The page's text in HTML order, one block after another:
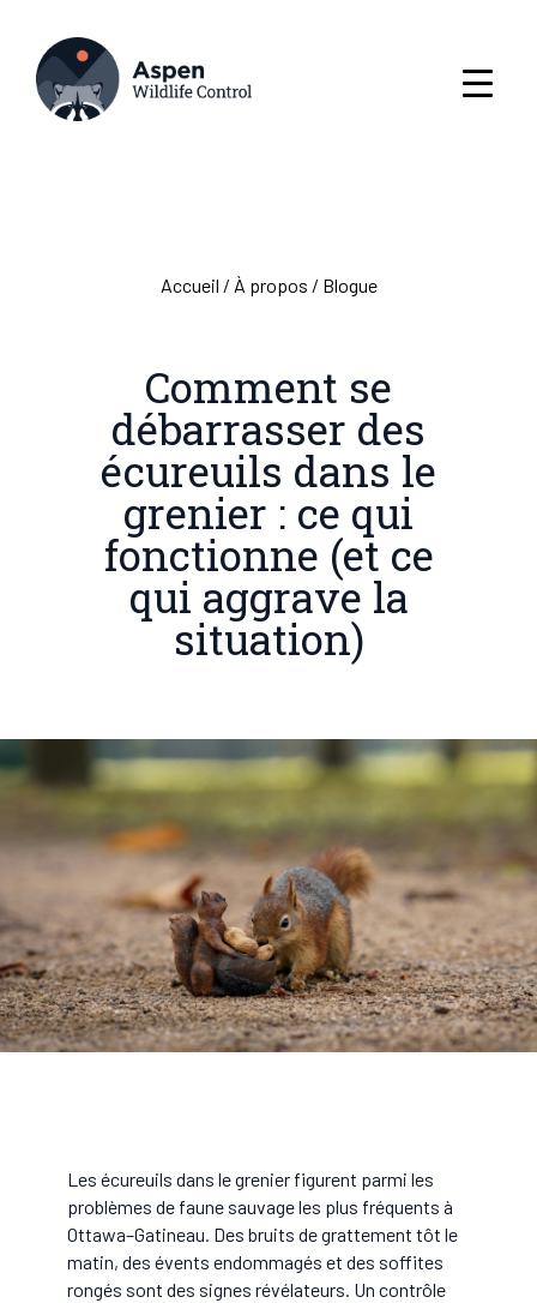
Accueil / À propos / Blogue
Comment se
débarrasser des
écureuils dans le
grenier : ce qui
fonctionne (et ce
qui aggrave la
situation)
Les écureuils dans le grenier figurent parmi les
problèmes de faune sauvage les plus fréquents à
Ottawa–Gatineau. Des bruits de grattement tôt le
matin, des évents endommagés et des soffites
rongés sont des signes révélateurs. Un contrôle